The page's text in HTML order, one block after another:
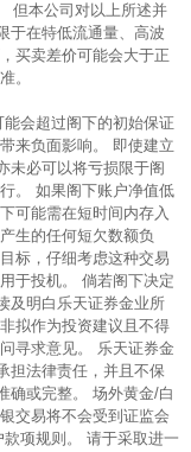
但本公司对以上所述并
于在特低流通量、高波
买卖差价可能会大于正
。
会超过阁下的初始保证
来负面影响。 即使建立
未必可以将亏损限于阁
。 如果阁下账户净值低
可能需在短时间内存入
生的任何短欠数额负
标，仔细考虑这种交易
于投机。 倘若阁下决定
及明白乐天证券金业所
拟作为投资建议且不得
寻求意见。 乐天证券金
担法律责任，并且不保
确或完整。 场外黄金/白
交易将不会受到证监会
项规则。 请于采取进一